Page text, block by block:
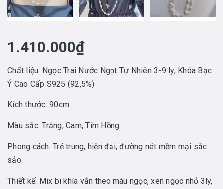
1.410.000₫
Chất liệu: Ngọc Trai Nước Ngọt Tự Nhiên 3-9 ly, Khóa Bạc
Ý Cao Cấp S925 (92,5%)
Kích thước: 90cm
Màu sắc: Trắng, Cam, Tím Hồng
Phong cách: Trẻ trung, hiện đại, đường nét mềm mại sắc
sảo.
Thiết kế: Mix bi khía vằn theo màu ngọc, xen ngọc nhỏ 3ly,